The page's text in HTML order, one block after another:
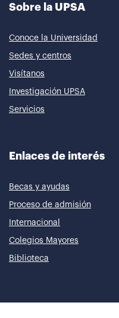
Sobre la UPSA
Conoce la Universidad
Sedes y centros
Visítanos
Investigación UPSA
Servicios
Enlaces de interés
Becas y ayudas
Proceso de admisión
Internacional
Colegios Mayores
Biblioteca